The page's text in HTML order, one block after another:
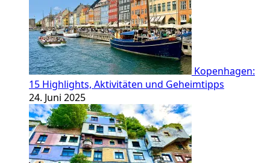
Kopenhagen:
15 Highlights, Aktivitäten und Geheimtipps
24. Juni 2025